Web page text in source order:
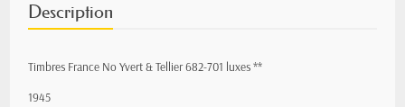
Description
Timbres France No Yvert & Tellier 682-701 luxes **
1945